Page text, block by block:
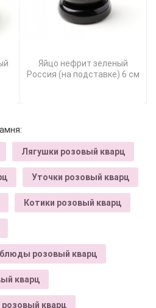
Яйцо нефрит зеленый
Россия (на подставке) 6 см
Лягушки розовый кварц
Уточки розовый кварц
Котики розовый кварц
розовый кварц
кварц
кварц